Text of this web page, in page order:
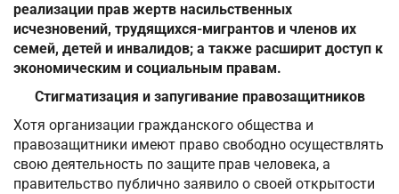
реализации прав жертв насильственных
исчезновений, трудящихся-мигрантов и членов их
семей, детей и инвалидов; а также расширит доступ к
экономическим и социальным правам.
Стигматизация и запугивание правозащитников
Хотя организации гражданского общества и
правозащитники имеют право свободно осуществлять
свою деятельность по защите прав человека, а
правительство публично заявило о своей открытости